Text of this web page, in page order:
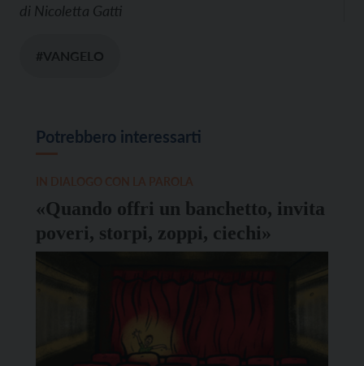
di Nicoletta Gatti
#VANGELO
Potrebbero interessarti
«Quando offri un banchetto, invita
poveri, storpi, zoppi, ciechi»